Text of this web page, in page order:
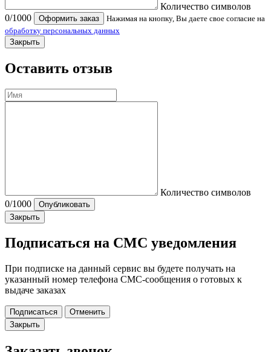
Количество символов
0/1000 Оформить заказ
Нажимая на кнопку, Вы даете свое согласие на
обработку персональных данных
Закрыть
Оставить отзыв
Количество символов
0/1000
Опубликовать
Закрыть
Подписаться на СМС уведомления
При подписке на данный сервис вы будете получать на
указанный номер телефона СМС-сообщения о готовых к
выдаче заказах
Подписаться
Отменить
Закрыть